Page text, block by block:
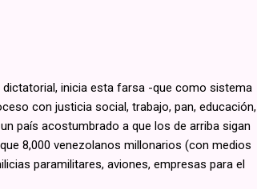
dictatorial, inicia esta farsa -que como sistema
con justicia social, trabajo, pan, educación,
país acostumbrado a que los de arriba sigan
8,000 venezolanos millonarios (con medios
paramilitares, aviones, empresas para el